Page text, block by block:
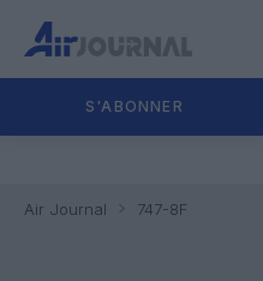
S'ABONNER
Air Journal 747-8F